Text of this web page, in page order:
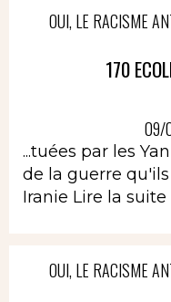
OUI, LE RACISME
170
09/
...tuées par les
de la guerre
Iranie Lire la suite
OUI, LE RACISME